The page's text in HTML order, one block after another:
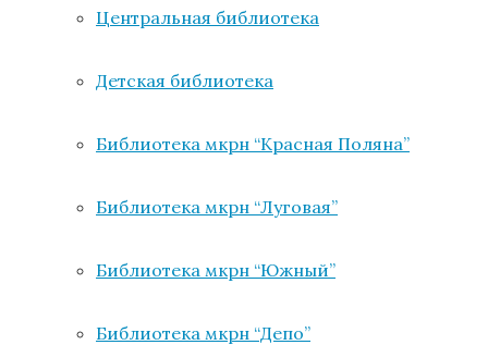
Центральная библиотека
Детская библиотека
Библиотека мкрн “Красная Поляна”
Библиотека мкрн “Луговая”
Библиотека мкрн “Южный”
Библиотека мкрн “Депо”